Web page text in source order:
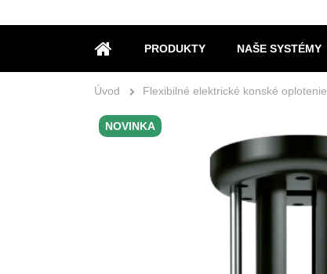
ÚVOD
PRODUKTY NAŠE SYSTÉMY
Úvod Flexibilné elektrické konské oplotenie
NOVINKA